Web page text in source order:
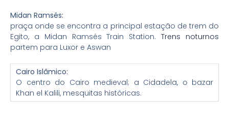
Midan Ramsés:
praça onde se encontra a principal estação de trem do
Egito, a Midan Ramsés Train Station.Trens noturnos
partem para Luxor e Aswan
Cairo Islâmico:
O centro do Cairo medieval; a Cidadela, o bazar
Khan el Kalili, mesquitas históricas.